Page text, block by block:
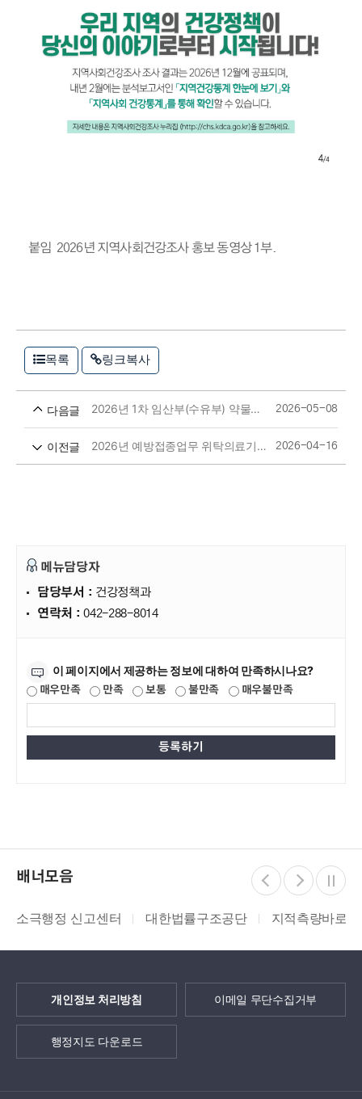
붙임 2026년 지역사회건강조사 홍보 동영상 1부.
목록 링크복사
다음글 2026년 1차 임산부(수유부) 약물복용 온라인 교육 실시 안내 2026-05-08
이전글 2026년 예방접종업무 위탁의료기관 예방접종비용 공고(제3차) 2026-04-16
메뉴담당자
담당부서 : 건강정책과
연락처 :042-288-8014
이 페이지에서 제공하는 정보에 대하여 만족하시나요?
매우만족 만족 보통 불만족 매우불만족
배너모음
소극행정 신고센터 대한법률구조공단 지적측량바로
개인정보 처리방침 이메일 무단수집거부
행정지도 다운로드